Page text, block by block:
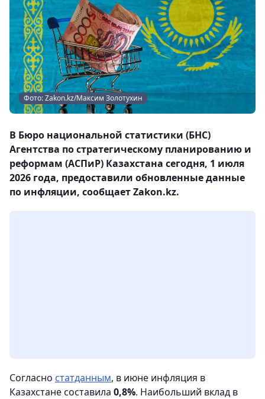
Фото: Zakon.kz/Максим Золотухин
В Бюро национальной статистики (БНС)
Агентства по стратегическому планированию и
реформам (АСПиР) Казахстана сегодня, 1 июля
2026 года, предоставили обновленные данные
по инфляции, сообщает Zakon.kz.
Согласно статданным, в июне инфляция в
Казахстане составила 0,8%. Наибольший вклад в